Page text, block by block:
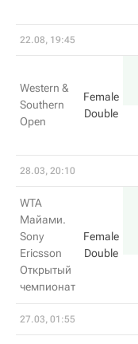
22.08, 19:45
Western &
Southern
Open
Female
Double
28.03, 20:10
WTA
Майами.
Sony
Ericsson
Открытый
чемпионат
Female
Double
27.03, 01:55